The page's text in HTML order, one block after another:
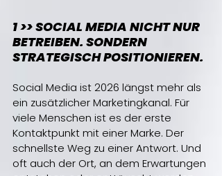
1 >> SOCIAL MEDIA NICHT NUR
BETREIBEN. SONDERN
STRATEGISCH POSITIONIEREN.
Social Media ist 2026 längst mehr als
ein zusätzlicher Marketingkanal. Für
viele Menschen ist es der erste
Kontaktpunkt mit einer Marke. Der
schnellste Weg zu einer Antwort. Und
oft auch der Ort, an dem Erwartungen